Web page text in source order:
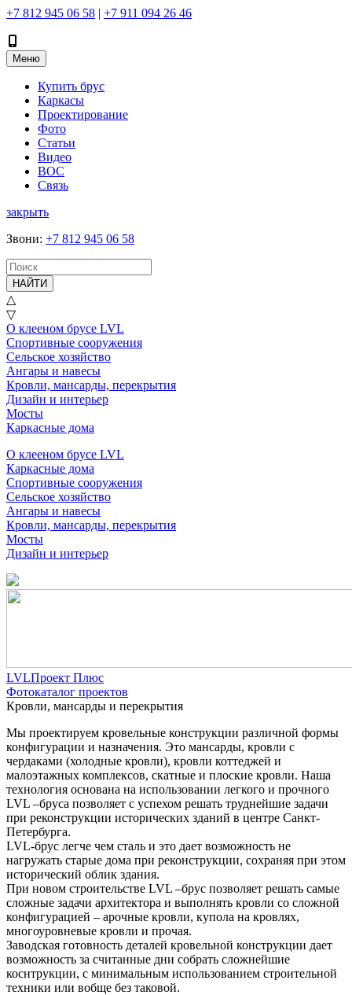
+7 812 945 06 58 | +7 911 094 26 46
Меню
Купить брус
Каркасы
Проектирование
Фото
Статьи
Видео
ВОС
Связь
закрыть
Звони: +7 812 945 06 58
НАЙТИ
△
▽
О клееном брусе LVL
Спортивные сооружения
Сельское хозяйство
Ангары и навесы
Кровли, мансарды, перекрытия
Дизайн и интерьер
Мосты
Каркасные дома
О клееном брусе LVL
Каркасные дома
Спортивные сооружения
Сельское хозяйство
Ангары и навесы
Кровли, мансарды, перекрытия
Мосты
Дизайн и интерьер
LVLПроект Плюс
Фотокаталог проектов
Кровли, мансарды и перекрытия
Мы проектируем кровельные конструкции различной формы
конфигурации и назначения. Это мансарды, кровли с
чердаками (холодные кровли), кровли коттеджей и
малоэтажных комплексов, скатные и плоские кровли. Наша
технология основана на использовании легкого и прочного
LVL –бруса позволяет с успехом решать труднейшие задачи
при реконструкции исторических зданий в центре Санкт-
Петербурга.
LVL-брус легче чем сталь и это дает возможность не
нагружать старые дома при реконструкции, сохраняя при этом
исторический облик здания.
При новом строительстве LVL –брус позволяет решать самые
сложные задачи архитектора и выполнять кровли со сложной
конфигурацией – арочные кровли, купола на кровлях,
многоуровневые кровли и прочая.
Заводская готовность деталей кровельной конструкции дает
возможность за считанные дни собрать сложнейшие
коснтрукции, с минимальным использованием строительной
техники или вобще без таковой.